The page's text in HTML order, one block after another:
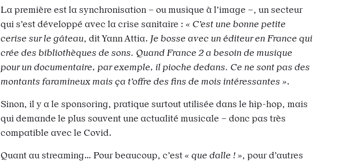
La première est la synchronisation – ou musique à l’image –, un secteur
qui s’est développé avec la crise sanitaire : « C’est une bonne petite
cerise sur le gâteau, dit Yann Attia. Je bosse avec un éditeur en France qui
crée des bibliothèques de sons. Quand France 2 a besoin de musique
pour un documentaire, par exemple, il pioche dedans. Ce ne sont pas des
montants faramineux mais ça t’offre des fins de mois intéressantes ».
Sinon, il y a le sponsoring, pratique surtout utilisée dans le hip-hop, mais
qui demande le plus souvent une actualité musicale – donc pas très
compatible avec le Covid.
Quant au streaming… Pour beaucoup, c’est« que dalle ! », pour d’autres